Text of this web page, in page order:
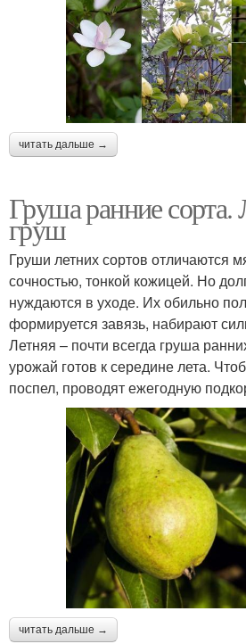
читать дальше →
Груша ранние сорта.
груш
Груши летних сортов отличаются
сочностью, тонкой кожицей. Но
нуждаются в уходе. Их обильно
формируется завязь, набирают
Летняя – почти всегда груша
урожай готов к середине лета.
поспел, проводят ежегодную
читать дальше →